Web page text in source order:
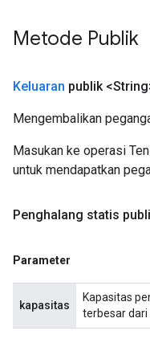
Metode Publik
Keluaran publik
Mengembalikan
Masukan ke operasi
untuk mendapatkan
Penghalang statis
Parameter
kapasitas
Kapasitas
terbesar dari